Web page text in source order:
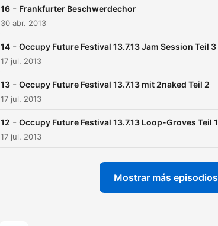
16 - Frankfurter Beschwerdechor
30 abr. 2013
14 - Occupy Future Festival 13.7.13 Jam Session Teil 3
17 jul. 2013
13 - Occupy Future Festival 13.7.13 mit 2naked Teil 2
17 jul. 2013
12 - Occupy Future Festival 13.7.13 Loop-Groves Teil 1
17 jul. 2013
Mostrar más episodios